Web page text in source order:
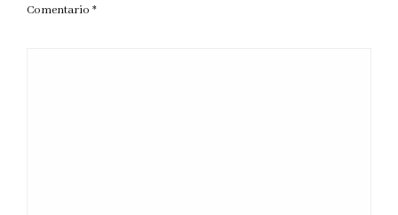
Comentario *